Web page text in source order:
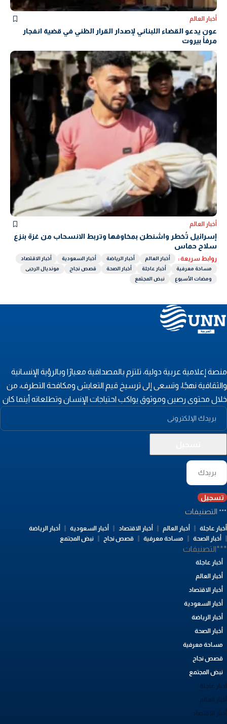
أخبار العالم
عون يدعو القضاء اللبناني لإصدار القرار الظني في قضية انفجار
مرفأ بيروت
أخبار العالم
إسرائيل تُخطر واشنطن بمخاوفها وتربط الانسحاب من غزة بنزع
سلاح حماس
روابط سريعة : أخبار العالم أخبار الرياضة أخبار السعودية
أخبار الاقتصاد
مساحة معرفية
أخبار عاجلة أخبار الصحة قصص نجاح
مونديال الرجبى
ومضات الأسبوع
نبض المجتمع
إعلامية عربية دولية، تلتزم بالمصداقية معيارًا وبالرؤية الإنسانية
نهجًا، وتسعى إلى ترسيخ قيم التعايش ومكافحة التطرف، من
محتوى رصين وموثوق يواكب احتياجات الإنسان وتطلعاته أينما كان
تسجيل
التصنيفات
عاجلة أخبار العالم أخبار الاقتصاد أخبار السعودية
أخبار الرياضة
أخبار الصحة
مساحة معرفية قصص نجاح نبض المجتمع
أخبار عاجلة
أخبار العالم
أخبار الاقتصاد
أخبار السعودية
أخبار الرياضة
أخبار الصحة
مساحة معرفية
قصص نجاح
نبض المجتمع
عاجلة
العالم
الاقتصاد